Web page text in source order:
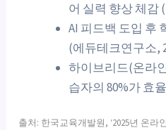
어 실력 향상 체감
AI 피드백 도입 후
(에듀테크연구소,
하이브리드(온라
습자의 80%가 효
출처: 한국교육개발원, ‘2025년 온